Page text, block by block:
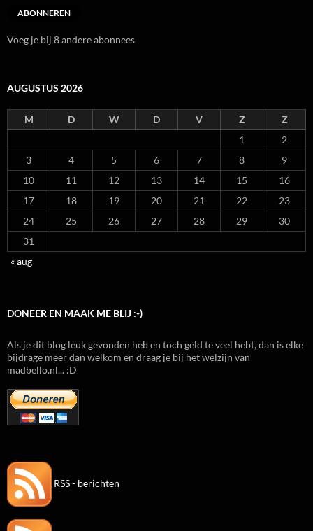
ABONNEREN
Voeg je bij 8 andere abonnees
AUGUSTUS 2026
M D W D V Z
Z
1
2
3
4 5 6 7 8
9
10
11 12 13 14 15
16
17
18 19 20 21 22
23
24
25 26 27 28 29
30
31
« aug
DONEER EN MAAK ME BLIJ :-)
Als je dit blog leuk gevonden heb en toch geld te veel hebt, dan is elke
bijdrage meer dan welkom en draag je bij het welzijn van
madbello.nl... :D
RSS - berichten